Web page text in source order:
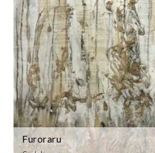
Furoraru